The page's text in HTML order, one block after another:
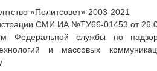
«Политсовет» 2003-2021
СМИ ИА №ТУ66-01453 от
Федеральной службы по
и массовых